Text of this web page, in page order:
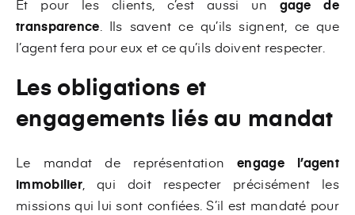
Et pour les clients, c’est aussi un gage de
transparence . Ils savent ce qu’ils signent, ce que
l’agent fera pour eux et ce qu’ils doivent respecter.
Les obligations et
engagements liés au mandat
Le mandat de représentationengage l’agent
immobilier , qui doit respecter précisément les
missions qui lui sont confiées. S’il est mandaté pour